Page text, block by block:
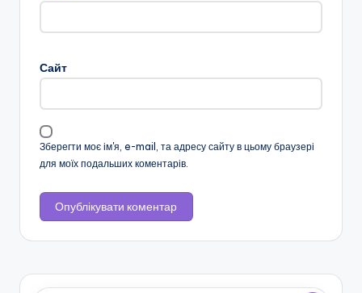
ь
к
о
б
л
а
н
Сайт
Зберегти моє ім'я, e-mail, та адресу сайту в цьому браузері
для моїх подальших коментарів.